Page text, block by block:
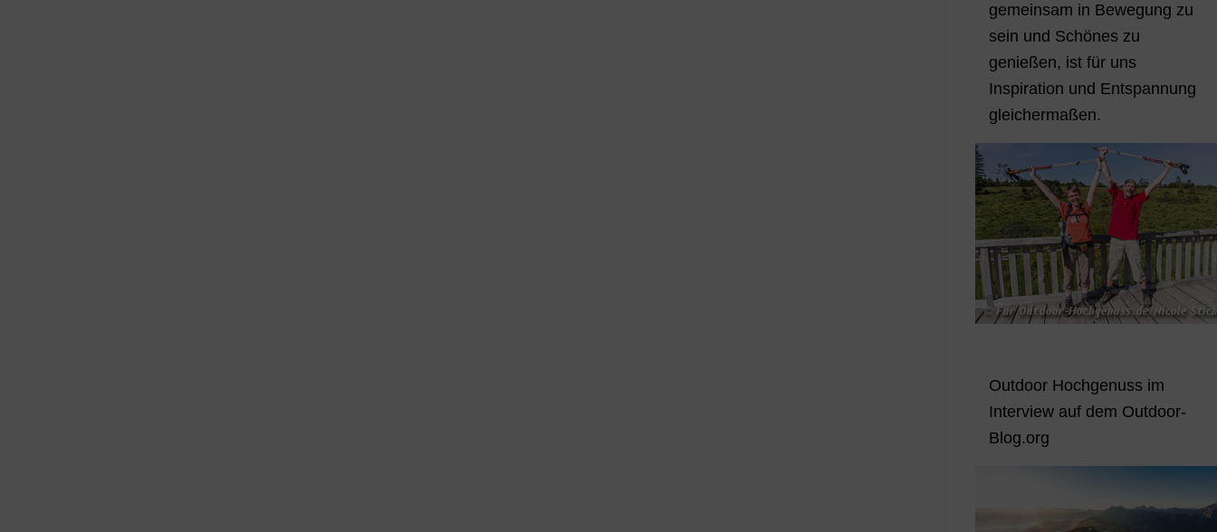
gemeinsam in Bewegung zu
sein und Schönes zu
genießen, ist für uns
Inspiration und Entspannung
gleichermaßen.
Outdoor Hochgenuss im
Interview auf dem Outdoor-
Blog.org